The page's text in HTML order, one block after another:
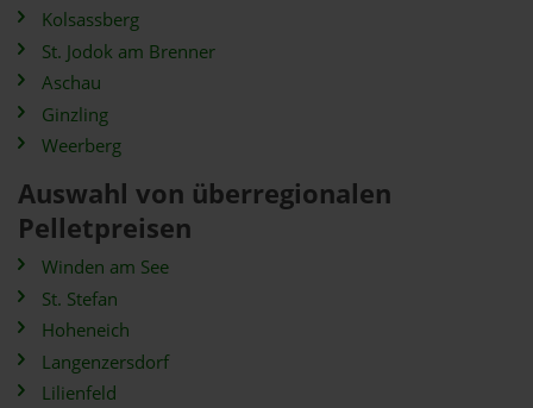
Kolsassberg
St. Jodok am Brenner
Aschau
Ginzling
Weerberg
Auswahl von überregionalen
Pelletpreisen
Winden am See
St. Stefan
Hoheneich
Langenzersdorf
Lilienfeld